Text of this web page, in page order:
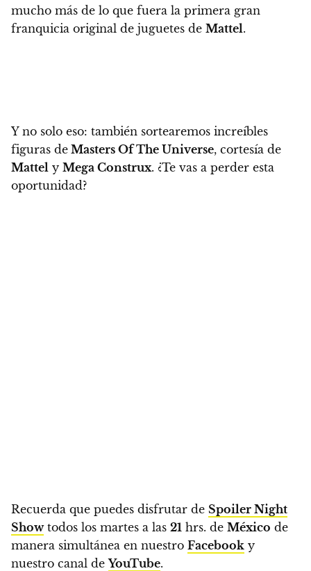
mucho más de lo que fuera la primera gran
franquicia original de juguetes de Mattel.
Y no solo eso: también sortearemos increíbles
figuras de Masters Of The Universe, cortesía de
Mattel y Mega Construx. ¿Te vas a perder esta
oportunidad?
Recuerda que puedes disfrutar de Spoiler Night
Showtodos los martes a las 21 hrs. de México de
manera simultánea en nuestro Facebook y
nuestro canal deYouTube.